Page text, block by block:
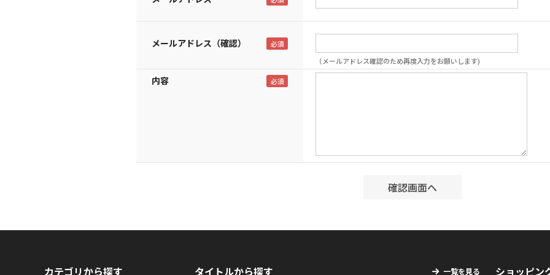
メールアドレス（確認）
（メールアドレス確認のため再度入力をお願いします)
内容
カテゴリから探す タイトルから探す 一覧を見る ショッピン